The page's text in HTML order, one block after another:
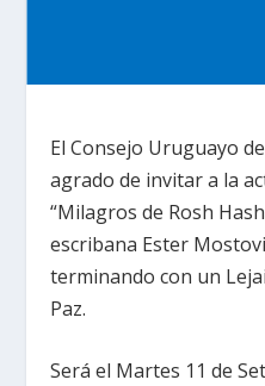
El Consejo Uruguayo
agrado de invitar a la
“Milagros de Rosh
escribana Ester
terminando con un
Paz.
Será el Martes 11 de